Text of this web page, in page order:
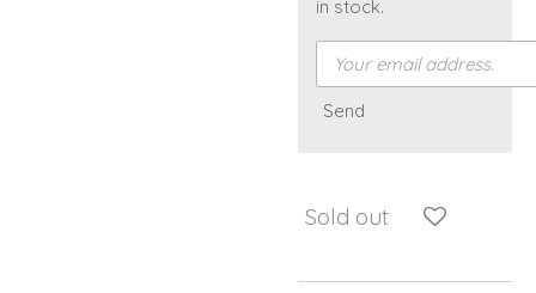
in stock.
Send
Sold out